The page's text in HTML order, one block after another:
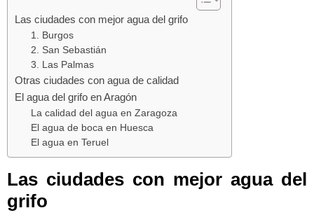
Las ciudades con mejor agua del grifo
1. Burgos
2. San Sebastián
3. Las Palmas
Otras ciudades con agua de calidad
El agua del grifo en Aragón
La calidad del agua en Zaragoza
El agua de boca en Huesca
El agua en Teruel
Las ciudades con mejor agua del
grifo